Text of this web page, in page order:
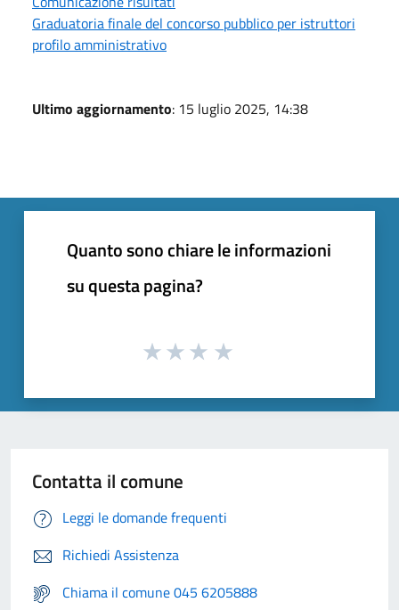
Graduatoria finale del concorso pubblico per istruttori
profilo amministrativo
Ultimo aggiornamento: 15 luglio 2025, 14:38
Quanto sono chiare le informazioni
su questa pagina?
Contatta il comune
Leggi le domande frequenti
Richiedi Assistenza
Chiama il comune 045 6205888